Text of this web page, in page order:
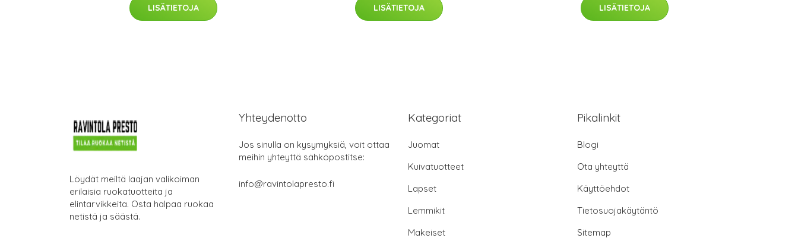
LISÄTIETOJA LISÄTIETOJA LISÄTIETOJA
Löydät meiltä laajan valikoiman
erilaisia ruokatuotteita ja
elintarvikkeita. Osta halpaa ruokaa
netistä ja säästä.
Yhteydenotto
Jos sinulla on kysymyksiä, voit ottaa
meihin yhteyttä sähköpostitse:
info@ravintolapresto.fi
Kategoriat
Juomat
Kuivatuotteet
Lapset
Lemmikit
Makeiset
Pikalinkit
Blogi
Ota yhteyttä
Käyttöehdot
Tietosuojakäytäntö
Sitemap